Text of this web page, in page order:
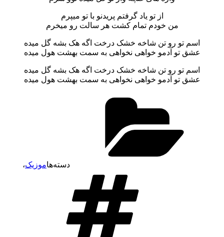
از تو یاد گرفتم پریدنو با تو میپرم
من خودم تمام کشت هر سالت رو میخرم
اسم تو رو تن شاخه خشک درخت اگه هک بشه گل میده
عشق تو آدمو خواهی نخواهی به سمت بهشت هول میده
اسم تو رو تن شاخه خشک درخت اگه هک بشه گل میده
عشق تو آدمو خواهی نخواهی به سمت بهشت هول میده
دسته‌هاموزیک،